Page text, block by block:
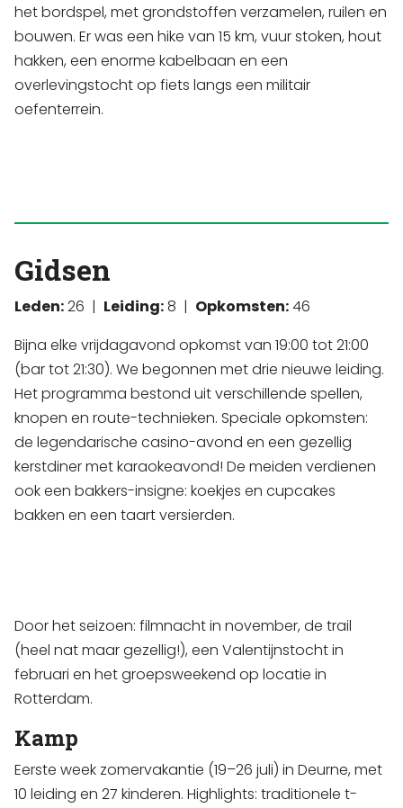
het bordspel, met grondstoffen verzamelen, ruilen en
bouwen. Er was een hike van 15 km, vuur stoken, hout
hakken, een enorme kabelbaan en een
overlevingstocht op fiets langs een militair
oefenterrein.
Gidsen
Leden:26 | Leiding:8 | Opkomsten:46
Bijna elke vrijdagavond opkomst van 19:00 tot 21:00
(bar tot 21:30). We begonnen met drie nieuwe leiding.
Het programma bestond uit verschillende spellen,
knopen en route-technieken. Speciale opkomsten:
de legendarische casino-avond en een gezellig
kerstdiner met karaokeavond! De meiden verdienen
ook een bakkers-insigne: koekjes en cupcakes
bakken en een taart versierden.
Door het seizoen: filmnacht in november, de trail
(heel nat maar gezellig!), een Valentijnstocht in
februari en het groepsweekend op locatie in
Rotterdam.
Kamp
Eerste week zomervakantie (19–26 juli) in Deurne, met
10 leiding en 27 kinderen. Highlights: traditionele t-